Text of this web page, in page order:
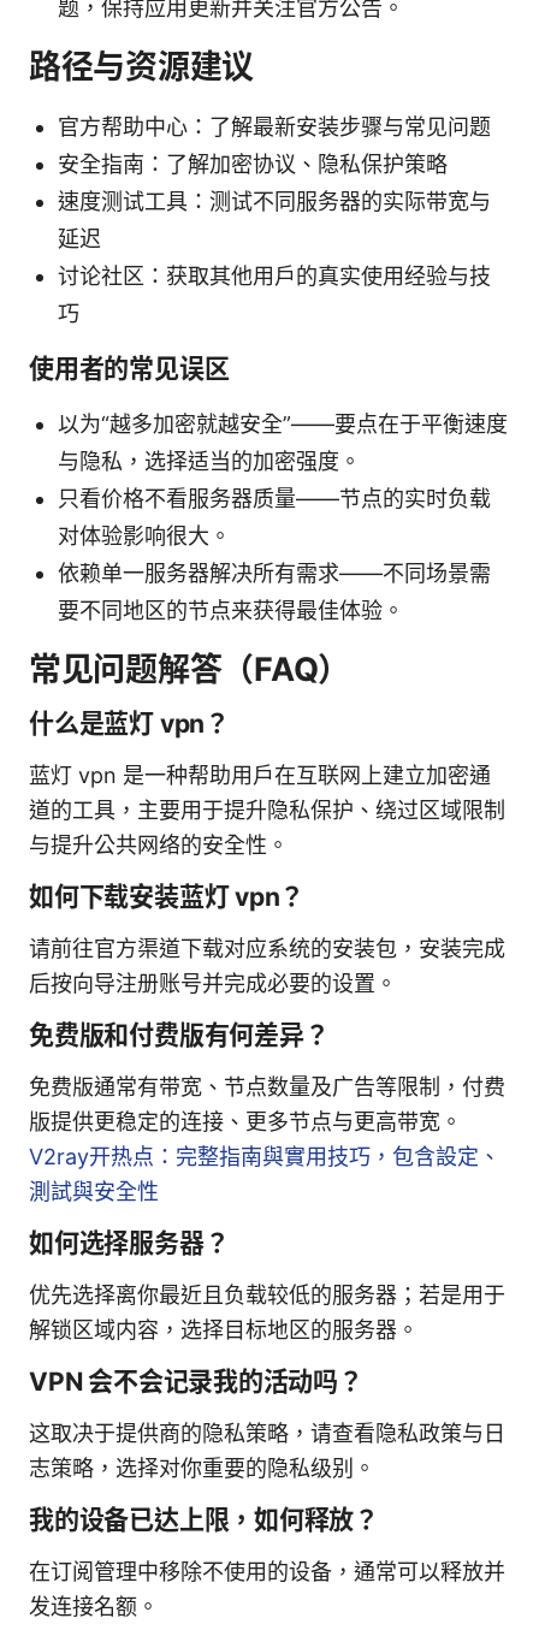
题，保持应用更新并关注官方公告。
路径与资源建议
官方帮助中心：了解最新安装步骤与常见问题
安全指南：了解加密协议、隐私保护策略
速度测试工具：测试不同服务器的实际带宽与
延迟
讨论社区：获取其他用户的真实使用经验与技
巧
使用者的常见误区
以为“越多加密就越安全”——要点在于平衡速度
与隐私，选择适当的加密强度。
只看价格不看服务器质量——节点的实时负载
对体验影响很大。
依赖单一服务器解决所有需求——不同场景需
要不同地区的节点来获得最佳体验。
常见问题解答（FAQ）
什么是蓝灯 vpn？
蓝灯 vpn 是一种帮助用户在互联网上建立加密通
道的工具，主要用于提升隐私保护、绕过区域限制
与提升公共网络的安全性。
如何下载安装蓝灯 vpn？
请前往官方渠道下载对应系统的安装包，安装完成
后按向导注册账号并完成必要的设置。
免费版和付费版有何差异？
免费版通常有带宽、节点数量及广告等限制，付费
版提供更稳定的连接、更多节点与更高带宽。
V2ray开热点：完整指南與實用技巧，包含設定、
測試與安全性
如何选择服务器？
优先选择离你最近且负载较低的服务器；若是用于
解锁区域内容，选择目标地区的服务器。
VPN 会不会记录我的活动吗？
这取决于提供商的隐私策略，请查看隐私政策与日
志策略，选择对你重要的隐私级别。
我的设备已达上限，如何释放？
在订阅管理中移除不使用的设备，通常可以释放并
发连接名额。